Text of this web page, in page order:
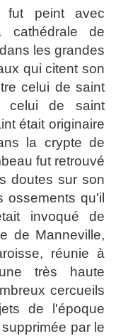
fut peint avec
cathédrale de
les grandes
qui citent son
celui de saint
celui de saint
était originaire
la crypte de
fut retrouvé
doutes sur son
ossements qu'il
invoqué de
de Manneville,
réunie à
très haute
cercueils
de l'époque
par le